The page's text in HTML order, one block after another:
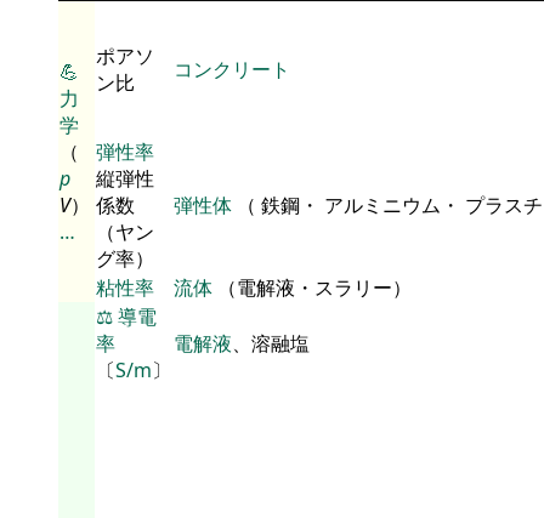
💪
力
学
（
p
V）
…
ポアソ
ン比
コンクリート
弾性率
縦弾性
係数
（ヤン
グ率）
弾性体 （ 鉄鋼・ アルミニウム・ プラス
粘性率 流体 （電解液・スラリー）
⚖️導電
率
〔S/m〕
電解液、溶融塩